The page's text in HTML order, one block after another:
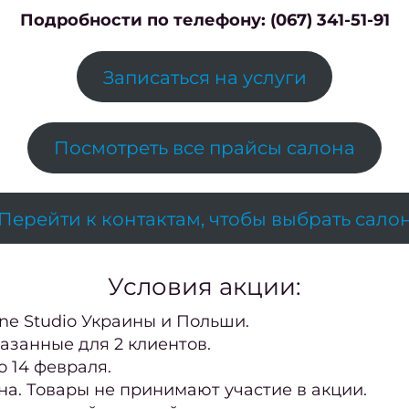
Подробности по телефону: (067) 341-51-91
Записаться на услуги
Посмотреть все прайсы салона
к контактам, чтобы выбрать
Условия акции:
Studio Украины и Польши.
для 2 клиентов.
14 февраля.
Товары не принимают участие в акции.